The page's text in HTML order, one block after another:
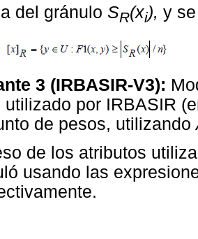
del gránulo SR(xi), y
3 (IRBASIR-V3):
utilizado por IRBASIR
de pesos, utilizando
de los atributos
usando las